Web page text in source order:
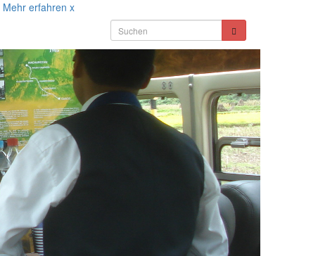
Mehr erfahren x